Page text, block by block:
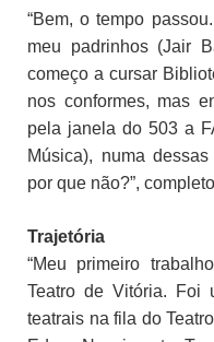
“Bem, o tempo
meu padrinhos (Jair
começo a cursar
nos conformes, mas
pela janela do 503 a
Música), numa
por que não?”,
Trajetória
“Meu primeiro
Teatro de Vitória. Foi
teatrais na fila do